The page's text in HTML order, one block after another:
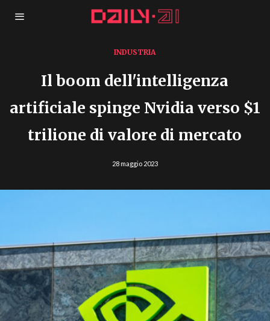
INDUSTRIA
Il boom dell'intelligenza
artificiale spinge Nvidia verso $1
trilione di valore di mercato
28 maggio 2023